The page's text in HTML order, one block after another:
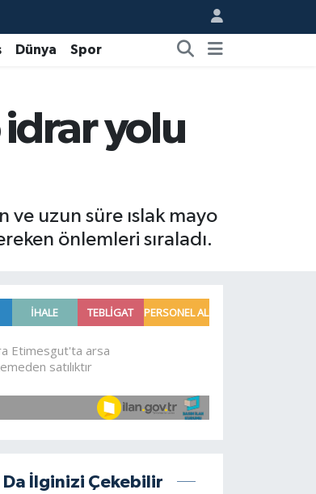
Dünya Spor
idrar yolu
ve uzun süre ıslak mayo
önlemleri sıraladı.
Da İlginizi Çekebilir